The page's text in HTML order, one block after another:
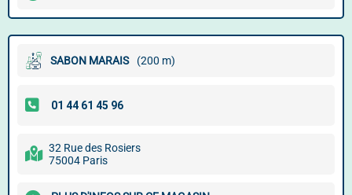
SABON MARAIS (200 m)
32 Rue des Rosiers
75004 Paris